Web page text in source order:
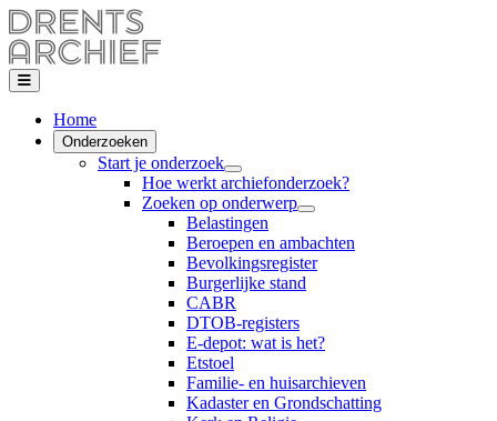
Home
Onderzoeken
Start je onderzoek
Hoe werkt archiefonderzoek?
Zoeken op onderwerp
Belastingen
Beroepen en ambachten
Bevolkingsregister
Burgerlijke stand
CABR
DTOB-registers
E-depot: wat is het?
Etstoel
Familie- en huisarchieven
Kadaster en Grondschatting